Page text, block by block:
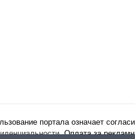
портала означает
. Оплата за